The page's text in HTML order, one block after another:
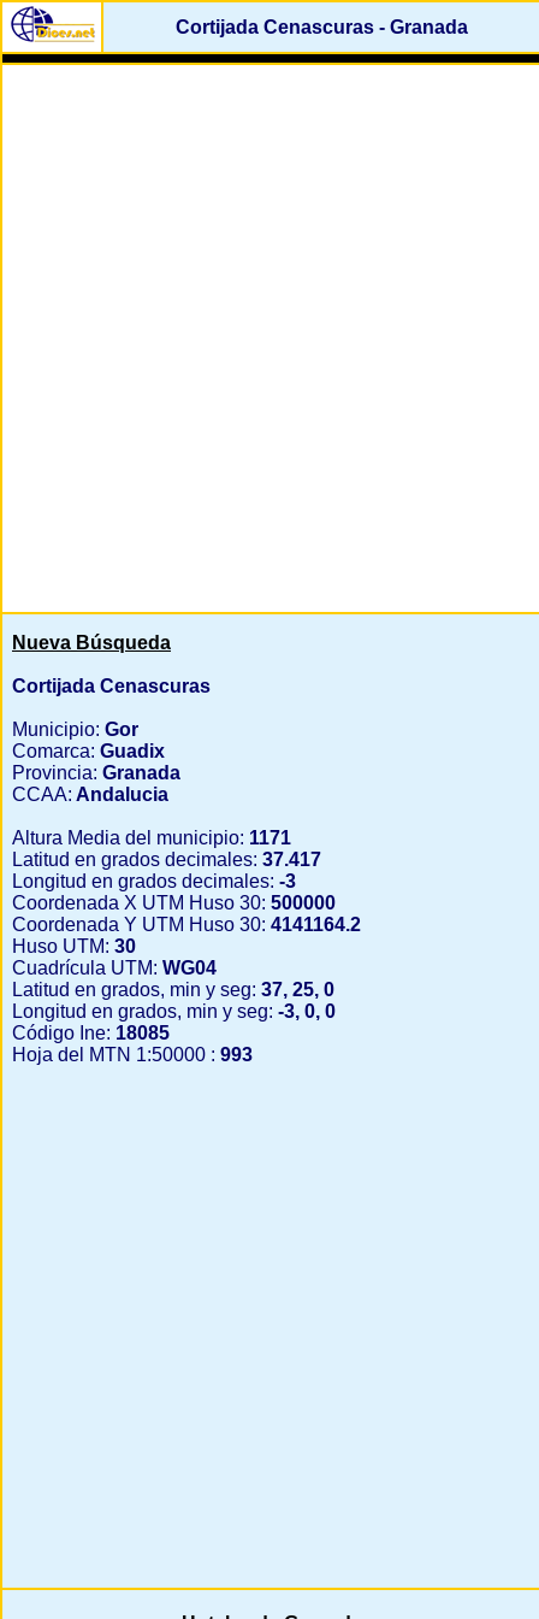
Cortijada Cenascuras - Granada
Nueva Búsqueda
Cortijada Cenascuras
Municipio: Gor
Comarca: Guadix
Provincia: Granada
CCAA: Andalucia
Altura Media del municipio: 1171
Latitud en grados decimales: 37.417
Longitud en grados decimales: -3
Coordenada X UTM Huso 30: 500000
Coordenada Y UTM Huso 30: 4141164.2
Huso UTM: 30
Cuadrícula UTM: WG04
Latitud en grados, min y seg: 37, 25, 0
Longitud en grados, min y seg: -3, 0, 0
Código Ine: 18085
Hoja del MTN 1:50000 : 993